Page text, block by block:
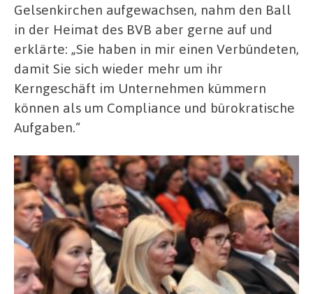
Gelsenkirchen aufgewachsen, nahm den Ball
in der Heimat des BVB aber gerne auf und
erklärte: „Sie haben in mir einen Verbündeten,
damit Sie sich wieder mehr um ihr
Kerngeschäft im Unternehmen kümmern
können als um Compliance und bürokratische
Aufgaben.“